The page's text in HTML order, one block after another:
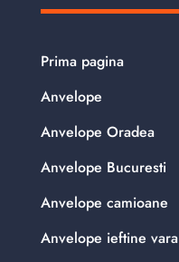
Prima pagina
Anvelope
Anvelope Oradea
Anvelope Bucuresti
Anvelope camioane
Anvelope ieftine vara